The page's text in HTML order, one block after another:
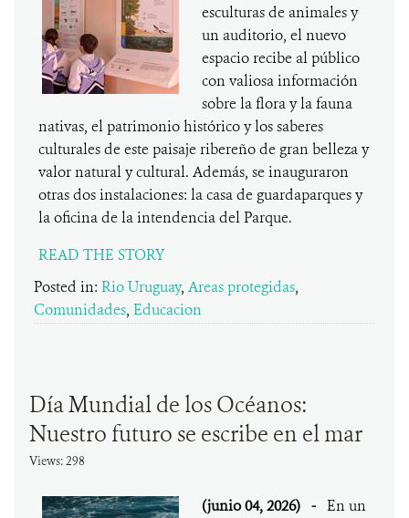
esculturas de animales y
un auditorio, el nuevo
espacio recibe al público
con valiosa información
sobre la flora y la fauna
nativas, el patrimonio histórico y los saberes
culturales de este paisaje ribereño de gran belleza y
valor natural y cultural. Además, se inauguraron
otras dos instalaciones: la casa de guardaparques y
la oficina de la intendencia del Parque.
READ THE STORY
Posted in: Rio Uruguay, Areas protegidas,
Comunidades, Educacion
Día Mundial de los Océanos:
Nuestro futuro se escribe en el mar
Views: 298
(junio 04, 2026) - En un